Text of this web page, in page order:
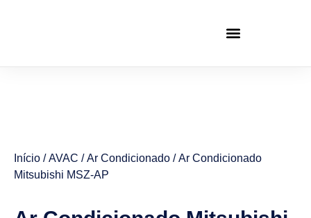
Início /AVAC /Ar Condicionado / Ar Condicionado
Mitsubishi MSZ-AP